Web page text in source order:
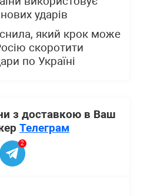
ударів
який крок може
скоротити
по Україні
з доставкою в Ваш
Телеграм
2